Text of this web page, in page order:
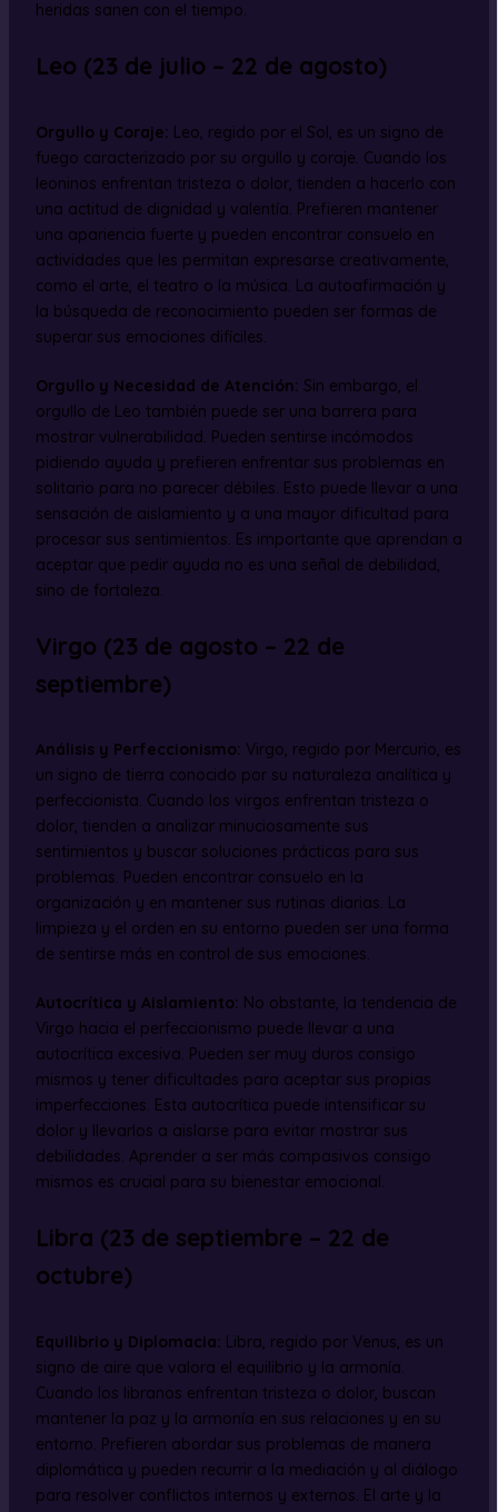
heridas sanen con el tiempo.
Leo (23 de julio – 22 de agosto)
Orgullo y Coraje: Leo, regido por el Sol, es un signo de
fuego caracterizado por su orgullo y coraje. Cuando los
leoninos enfrentan tristeza o dolor, tienden a hacerlo con
una actitud de dignidad y valentía. Prefieren mantener
una apariencia fuerte y pueden encontrar consuelo en
actividades que les permitan expresarse creativamente,
como el arte, el teatro o la música. La autoafirmación y
la búsqueda de reconocimiento pueden ser formas de
superar sus emociones difíciles.
Orgullo y Necesidad de Atención: Sin embargo, el
orgullo de Leo también puede ser una barrera para
mostrar vulnerabilidad. Pueden sentirse incómodos
pidiendo ayuda y prefieren enfrentar sus problemas en
solitario para no parecer débiles. Esto puede llevar a una
sensación de aislamiento y a una mayor dificultad para
procesar sus sentimientos. Es importante que aprendan a
aceptar que pedir ayuda no es una señal de debilidad,
sino de fortaleza.
Virgo (23 de agosto – 22 de
septiembre)
Análisis y Perfeccionismo: Virgo, regido por Mercurio, es
un signo de tierra conocido por su naturaleza analítica y
perfeccionista. Cuando los virgos enfrentan tristeza o
dolor, tienden a analizar minuciosamente sus
sentimientos y buscar soluciones prácticas para sus
problemas. Pueden encontrar consuelo en la
organización y en mantener sus rutinas diarias. La
limpieza y el orden en su entorno pueden ser una forma
de sentirse más en control de sus emociones.
Autocrítica y Aislamiento: No obstante, la tendencia de
Virgo hacia el perfeccionismo puede llevar a una
autocrítica excesiva. Pueden ser muy duros consigo
mismos y tener dificultades para aceptar sus propias
imperfecciones. Esta autocrítica puede intensificar su
dolor y llevarlos a aislarse para evitar mostrar sus
debilidades. Aprender a ser más compasivos consigo
mismos es crucial para su bienestar emocional.
Libra (23 de septiembre – 22 de
octubre)
Equilibrio y Diplomacia: Libra, regido por Venus, es un
signo de aire que valora el equilibrio y la armonía.
Cuando los libranos enfrentan tristeza o dolor, buscan
mantener la paz y la armonía en sus relaciones y en su
entorno. Prefieren abordar sus problemas de manera
diplomática y pueden recurrir a la mediación y al diálogo
para resolver conflictos internos y externos. El arte y la